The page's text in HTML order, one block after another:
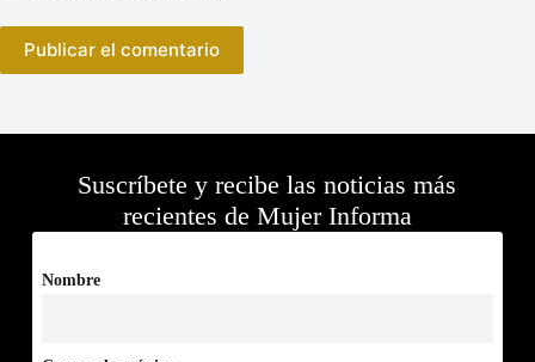
Publicar el comentario
Suscríbete y recibe las noticias más
recientes de Mujer Informa
Nombre